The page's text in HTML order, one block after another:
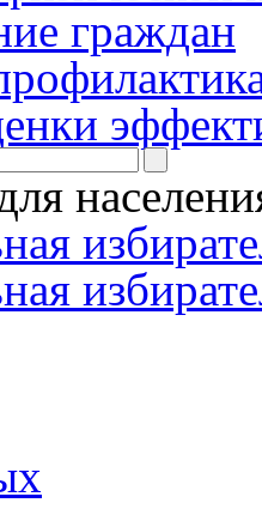
граждан